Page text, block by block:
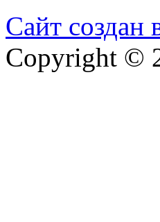
Сайт создан
Copyright ©